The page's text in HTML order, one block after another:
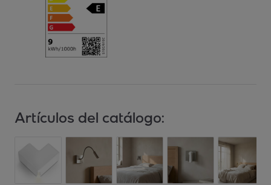
Artículos del catálogo: